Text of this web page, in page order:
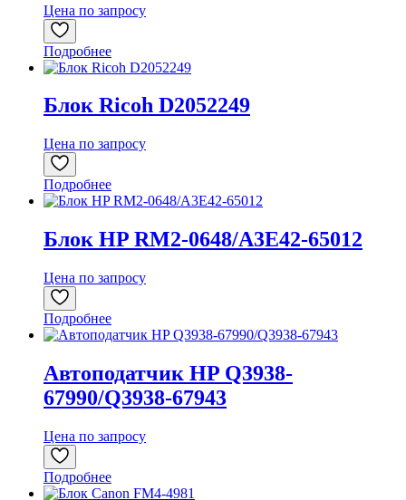
Цена по запросу
Подробнее
Блок Ricoh D2052249
Цена по запросу
Подробнее
Блок HP RM2-0648/A3E42-65012
Цена по запросу
Подробнее
Автоподатчик HP Q3938-
67990/Q3938-67943
Цена по запросу
Подробнее